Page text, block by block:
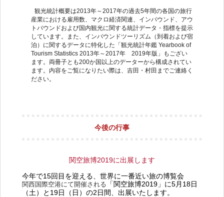
観光統計概要は2013年～2017年の過去5年間の各国の旅行
産業における雇用数、マクロ経済関連、インバウンド、アウ
トバウンドおよび国内観光に関する統計データ・指標を提示
しています。また、インバウンドツーリズム（到着および宿
泊）に関するデータに特化した「観光統計年鑑 Yearbook of
Tourism Statistics 2013年～2017年 2019年版」もござい
ます。両冊子とも200か国以上のデーターから構成されてい
ます。内容をご覧になりたい際は、吉田・村田までご連絡く
ださい。
今後の行事
関空旅博2019に出展します
今年で15回目を迎える、世界に一番近い旅の博覧会
関西国際空港にて開催される 「関空旅博2019」に5月18日
（土）と19日（日）の2日間、出展いたします。